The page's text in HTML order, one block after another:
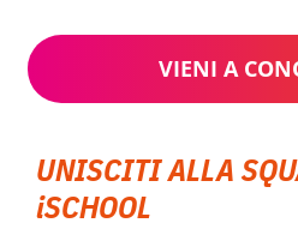
VIENI A
UNISCITI ALLA
iSCHOOL